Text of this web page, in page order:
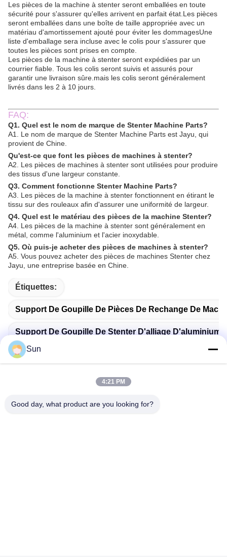
Les pièces de la machine à stenter seront emballées en toute
sécurité pour s'assurer qu'elles arrivent en parfait état.Les pièces
seront emballées dans une boîte de taille appropriée avec un
matériau d'amortissement ajouté pour éviter les dommagesUne
liste d'emballage sera incluse avec le colis pour s'assurer que
toutes les pièces sont prises en compte.
Les pièces de la machine à stenter seront expédiées par un
courrier fiable. Tous les colis seront suivis et assurés pour
garantir une livraison sûre.mais les colis seront généralement
livrés dans les 2 à 10 jours.
FAQ:
Q1. Quel est le nom de marque de Stenter Machine Parts?
A1. Le nom de marque de Stenter Machine Parts est Jayu, qui
provient de Chine.
Qu'est-ce que font les pièces de machines à stenter?
A2. Les pièces de machines à stenter sont utilisées pour produire
des tissus d'une largeur constante.
Q3. Comment fonctionne Stenter Machine Parts?
A3. Les pièces de la machine à stenter fonctionnent en étirant le
tissu sur des rouleaux afin d'assurer une uniformité de largeur.
Q4. Quel est le matériau des pièces de la machine Stenter?
A4. Les pièces de la machine à stenter sont généralement en
métal, comme l'aluminium et l'acier inoxydable.
Q5. Où puis-je acheter des pièces de machines à stenter?
A5. Vous pouvez acheter des pièces de machines Stenter chez
Jayu, une entreprise basée en Chine.
Étiquettes:
Support De Goupille De Pièces De Rechange De
Support De Goupille De Stenter D'alliage D'aluminium
Pièces De Machine De Stenter D'Ehwha
Sun
4:21 PM
Good day, what product are you looking for?